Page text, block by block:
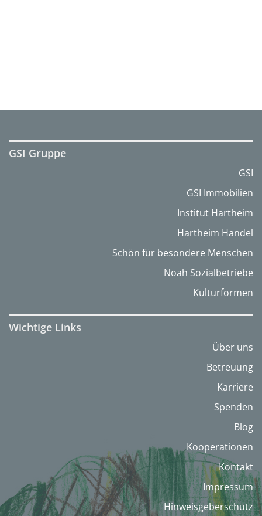
GSI Gruppe
GSI
GSI Immobilien
Institut Hartheim
Hartheim Handel
Schön für besondere Menschen
Noah Sozialbetriebe
Kulturformen
Wichtige Links
Über uns
Betreuung
Karriere
Spenden
Blog
Kooperationen
Kontakt
Impressum
Hinweisgeberschutz